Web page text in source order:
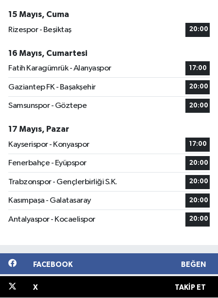
15 Mayıs, Cuma
Rizespor - Beşiktaş
20:00
16 Mayıs, Cumartesi
Fatih Karagümrük - Alanyaspor
17:00
Gaziantep FK - Başakşehir 20:00
Samsunspor - Göztepe 20:00
17 Mayıs, Pazar
Kayserispor - Konyaspor
17:00
Fenerbahçe - Eyüpspor 20:00
Trabzonspor - Gençlerbirliği S.K. 20:00
Kasımpaşa - Galatasaray 20:00
Antalyaspor - Kocaelispor 20:00
FACEBOOK BEĞEN
X TAKIP ET